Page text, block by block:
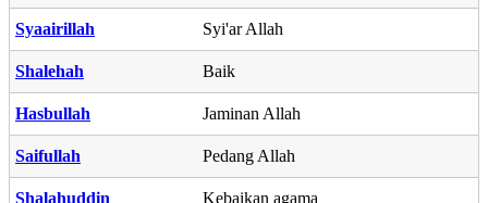
Syaairillah Syi'ar Allah
Shalehah Baik
Hasbullah Jaminan Allah
Saifullah Pedang Allah
Shalahuddin Kebaikan agama